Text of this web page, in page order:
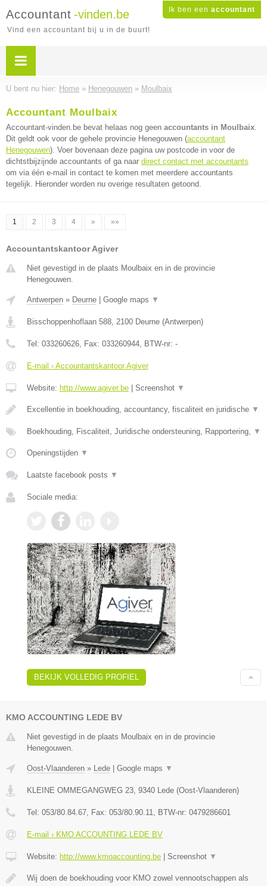
Ik ben een accountant
Accountant -vinden.be
Vind een accountant bij u in de buurt!
U bent nu hier: Home » Henegouwen » Moulbaix
Accountant Moulbaix
Accountant-vinden.be bevat helaas nog geen accountants in Moulbaix.
Dit geldt ook voor de gehele provincie Henegouwen (accountant
Henegouwen). Voer bovenaan deze pagina uw postcode in voor de
dichtstbijzijnde accountants of ga naar direct contact met accountants
om via één e-mail in contact te komen met meerdere accountants
tegelijk. Hieronder worden nu overige resultaten getoond.
1 2 3 4 » »»
Accountantskantoor Agiver
Niet gevestigd in de plaats Moulbaix en in de provincie
Henegouwen.
Antwerpen » Deurne Google maps ▼
Bisschoppenhoflaan 588, 2100 Deurne (Antwerpen)
Tel: 033260626, Fax: 033260944, BTW-nr: -
E-mail › Accountantskantoor Agiver
Website: http://www.agiver.be Screenshot ▼
Excellentie in boekhouding, accountancy, fiscaliteit en juridische ▼
Boekhouding, Fiscaliteit, Juridische ondersteuning, Rapportering, ▼
Openingstijden ▼
Laatste facebook posts ▼
Sociale media:
BEKIJK VOLLEDIG PROFIEL
KMO ACCOUNTING LEDE BV
Niet gevestigd in de plaats Moulbaix en in de provincie
Henegouwen.
Oost-Vlaanderen » Lede | Google maps ▼
KLEINE OMMEGANGWEG 23 9340 Lede (Oost-Vlaanderen)
Tel: 053/80.84.67 , Fax: 053/80.90.11 , BTW-nr: 0479286601
E-mail › KMO ACCOUNTING LEDE BV
Website: http://www.kmoaccounting.be | Screenshot ▼
Wij doen de boekhouding voor KMO zowel vennootschappen als